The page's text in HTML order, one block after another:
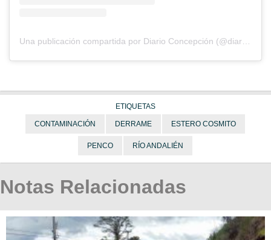
Una publicación compartida por Diario Concepción (@diarioconcepcion)
ETIQUETAS
CONTAMINACIÓN DERRAME ESTERO COSMITO
PENCO RÍO ANDALIÉN
Notas Relacionadas